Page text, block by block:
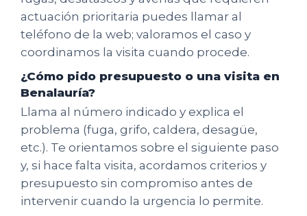
actuación prioritaria puedes llamar al
teléfono de la web; valoramos el caso y
coordinamos la visita cuando procede.
¿Cómo pido presupuesto o una visita en
Benalauría?
Llama al número indicado y explica el
problema (fuga, grifo, caldera, desagüe,
etc.). Te orientamos sobre el siguiente paso
y, si hace falta visita, acordamos criterios y
presupuesto sin compromiso antes de
intervenir cuando la urgencia lo permite.